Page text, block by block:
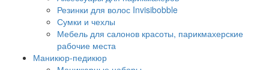
Резинки для волос Invisibobble
Сумки и чехлы
Мебель для салонов красоты, парикмахерские
рабочие места
Маникюр-педикюр